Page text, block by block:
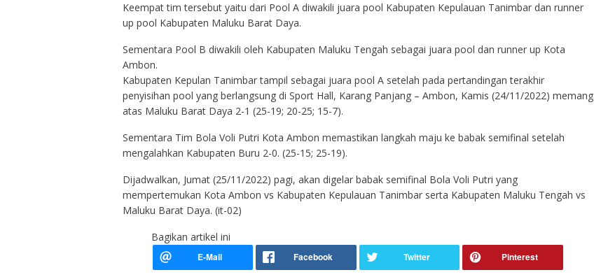
Keempat tim tersebut yaitu dari Pool A diwakili juara pool Kabupaten Kepulauan Tanimbar dan runner
up pool Kabupaten Maluku Barat Daya.
Sementara Pool B diwakili oleh Kabupaten Maluku Tengah sebagai juara pool dan runner up Kota
Ambon.
Kabupaten Kepulan Tanimbar tampil sebagai juara pool A setelah pada pertandingan terakhir
penyisihan pool yang berlangsung di Sport Hall, Karang Panjang – Ambon, Kamis (24/11/2022) memang
atas Maluku Barat Daya 2-1 (25-19; 20-25; 15-7).
Sementara Tim Bola Voli Putri Kota Ambon memastikan langkah maju ke babak semifinal setelah
mengalahkan Kabupaten Buru 2-0. (25-15; 25-19).
Dijadwalkan, Jumat (25/11/2022) pagi, akan digelar babak semifinal Bola Voli Putri yang
mempertemukan Kota Ambon vs Kabupaten Kepulauan Tanimbar serta Kabupaten Maluku Tengah vs
Maluku Barat Daya. (it-02)
Bagikan artikel ini